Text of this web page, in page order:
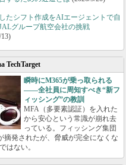
たシフト作成をAIエージェントで自
グループ航空会社の挑戦
TechTarget
瞬時にM365が乗っ取られる
――全社員に周知すべき“新フ
ィッシング”の教訓
MFA（多要素認証）を入れた
から安心という常識が崩れ去
っている。フィッシング集団
摘発されたが、脅威が完全になくな
はない。